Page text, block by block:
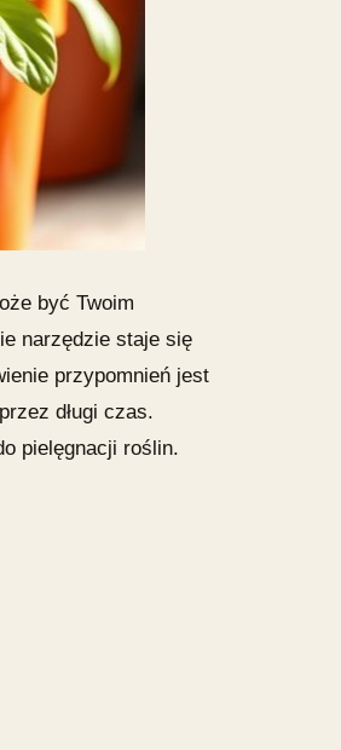
być Twoim
narzędzie staje się
przypomnień jest
długi czas.
pielęgnacji roślin.